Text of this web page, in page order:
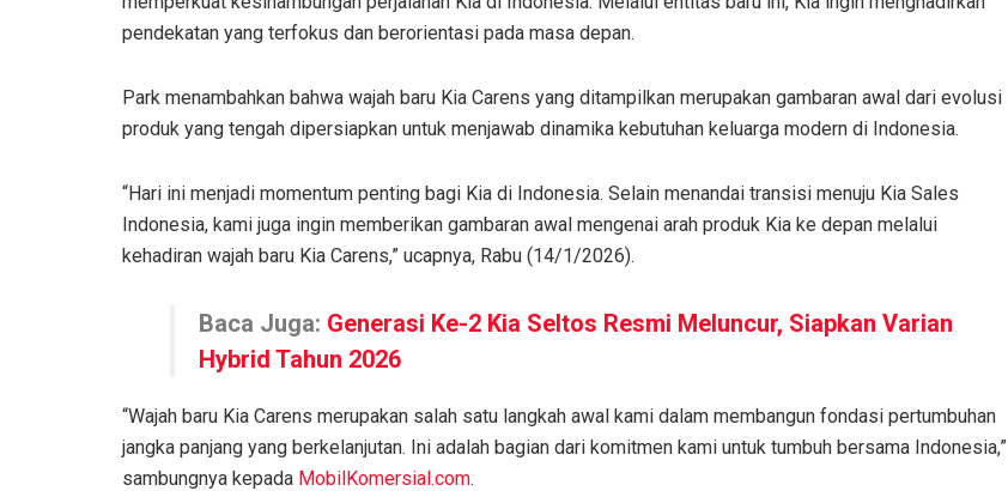
pendekatan yang terfokus dan berorientasi pada masa depan.
Park menambahkan bahwa wajah baru Kia Carens yang ditampilkan merupakan gambaran awal dari evolusi
produk yang tengah dipersiapkan untuk menjawab dinamika kebutuhan keluarga modern di Indonesia.
“Hari ini menjadi momentum penting bagi Kia di Indonesia. Selain menandai transisi menuju Kia Sales
Indonesia, kami juga ingin memberikan gambaran awal mengenai arah produk Kia ke depan melalui
kehadiran wajah baru Kia Carens,” ucapnya, Rabu (14/1/2026).
Baca Juga: Generasi Ke-2 Kia Seltos Resmi Meluncur, Siapkan Varian
Hybrid Tahun 2026
“Wajah baru Kia Carens merupakan salah satu langkah awal kami dalam membangun fondasi pertumbuhan
jangka panjang yang berkelanjutan. Ini adalah bagian dari komitmen kami untuk tumbuh bersama Indonesia,”
sambungnya kepada MobilKomersial.com.